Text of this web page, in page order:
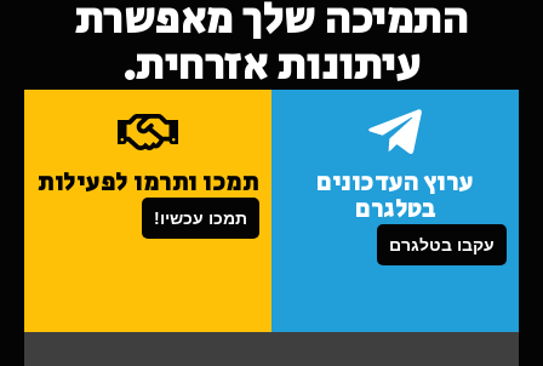
התמיכה שלך מאפשרת
עיתונות אזרחית.
ערוץ העדכונים
בטלגרם
עקבו בטלגרם
תמכו ותרמו לפעילות
תמכו עכשיו!